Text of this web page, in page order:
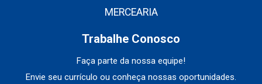
MERCEARIA
Trabalhe Conosco
Faça parte da nossa equipe!
Envie seu currículo ou conheça nossas oportunidades.